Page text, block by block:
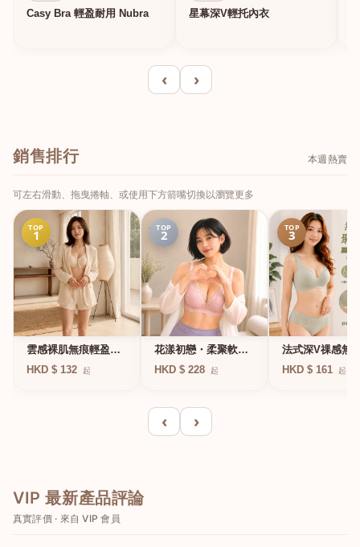
Casy Bra 輕盈耐用 Nubra 星幕深V輕托內衣
‹ ›
銷售排行 本週熱賣
可左右滑動、拖曳捲軸、或使用下方箭嘴切換以瀏覽更多
TOP
1
雲感裸肌無痕輕盈無
鋼圈內衣
HKD $ 132 起
TOP
2
花漾初戀・柔聚軟鋼
圈蕾絲內衣
HKD $ 228 起
TOP
3
法式深V祼感無
凍軟支撐條無鋼
HKD $ 161 起
‹ ›
VIP 最新產品評論
真實評價 · 來自 VIP 會員